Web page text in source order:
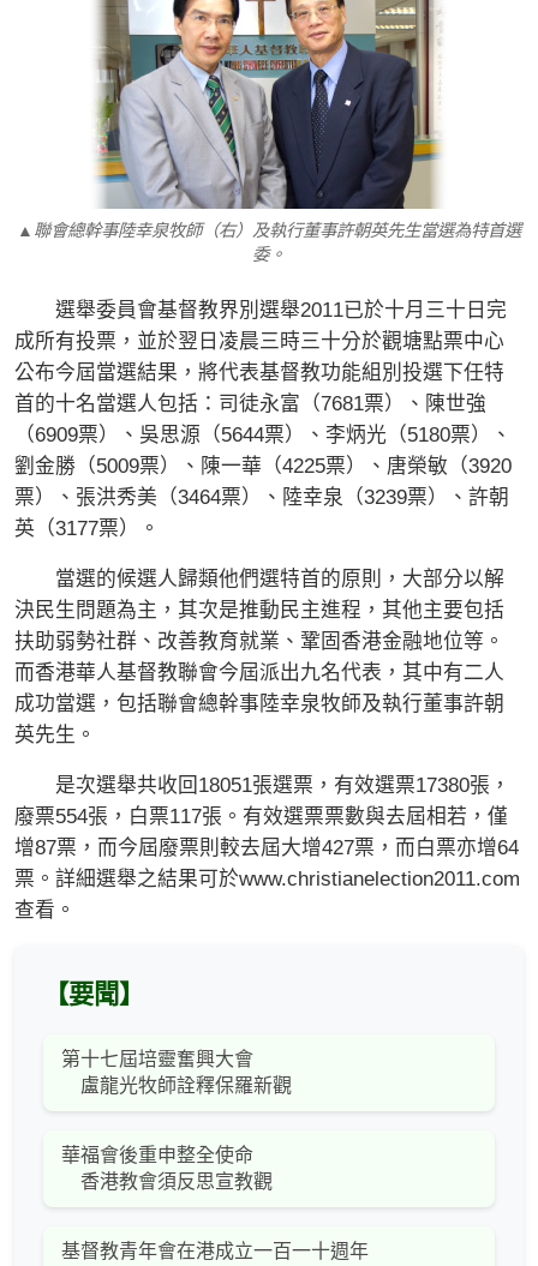
▲聯會總幹事陸幸泉牧師（右）及執行董事許朝英先生當選為特首選
委。
選舉委員會基督教界別選舉2011已於十月三十日完
成所有投票，並於翌日凌晨三時三十分於觀塘點票中心
公布今屆當選結果，將代表基督教功能組別投選下任特
首的十名當選人包括：司徒永富（7681票）、陳世強
（6909票）、吳思源（5644票）、李炳光（5180票）、
劉金勝（5009票）、陳一華（4225票）、唐榮敏（3920
票）、張洪秀美（3464票）、陸幸泉（3239票）、許朝
英（3177票）。
當選的候選人歸類他們選特首的原則，大部分以解
決民生問題為主，其次是推動民主進程，其他主要包括
扶助弱勢社群、改善教育就業、鞏固香港金融地位等。
而香港華人基督教聯會今屆派出九名代表，其中有二人
成功當選，包括聯會總幹事陸幸泉牧師及執行董事許朝
英先生。
是次選舉共收回18051張選票，有效選票17380張，
廢票554張，白票117張。有效選票票數與去屆相若，僅
增87票，而今屆廢票則較去屆大增427票，而白票亦增64
票。詳細選舉之結果可於www.christianelection2011.com
查看。
【要聞】
第十七屆培靈奮興大會
盧龍光牧師詮釋保羅新觀
華福會後重申整全使命
香港教會須反思宣教觀
基督教青年會在港成立一百一十週年